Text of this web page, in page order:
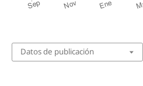
Datos de publicación